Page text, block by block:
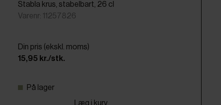
Stabla krus, stabelbart, 26 cl
Varenr: 11257826
Din pris (ekskl. moms)
15,95 kr./stk.
På lager
Læg i kurv